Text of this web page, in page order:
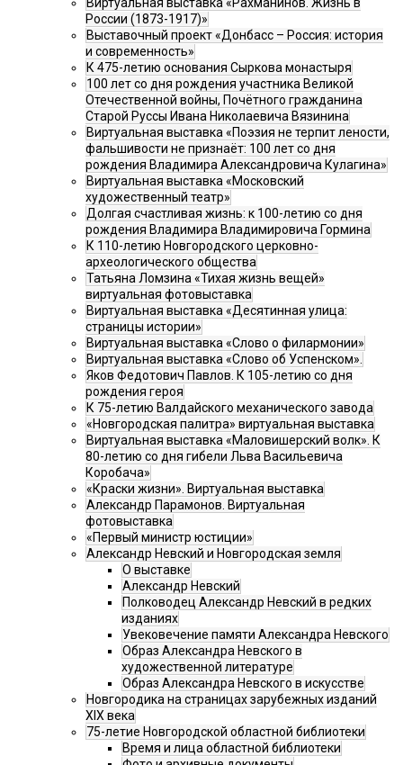
Виртуальная выставка «Рахманинов. Жизнь в
России (1873-1917)»
Выставочный проект «Донбасс – Россия: история
и современность»
К 475-летию основания Сыркова монастыря
100 лет со дня рождения участника Великой
Отечественной войны, Почётного гражданина
Старой Руссы Ивана Николаевича Вязинина
Виртуальная выставка «Поэзия не терпит лености,
фальшивости не признаёт: 100 лет со дня
рождения Владимира Александровича Кулагина»
Виртуальная выставка «Московский
художественный театр»
Долгая счастливая жизнь: к 100-летию со дня
рождения Владимира Владимировича Гормина
К 110-летию Новгородского церковно-
археологического общества
Татьяна Ломзина «Тихая жизнь вещей»
виртуальная фотовыставка
Виртуальная выставка «Десятинная улица:
страницы истории»
Виртуальная выставка «Слово о филармонии»
Виртуальная выставка «Слово об Успенском».
Яков Федотович Павлов. К 105-летию со дня
рождения героя
К 75-летию Валдайского механического завода
«Новгородская палитра» виртуальная выставка
Виртуальная выставка «Маловишерский волк». К
80-летию со дня гибели Льва Васильевича
Коробача»
«Краски жизни». Виртуальная выставка
Александр Парамонов. Виртуальная
фотовыставка
«Первый министр юстиции»
Александр Невский и Новгородская земля
О выставке
Александр Невский
Полководец Александр Невский в редких
изданиях
Увековечение памяти Александра Невского
Образ Александра Невского в
художественной литературе
Образ Александра Невского в искусстве
Новгородика на страницах зарубежных изданий
XIX века
75-летие Новгородской областной библиотеки
Время и лица областной библиотеки